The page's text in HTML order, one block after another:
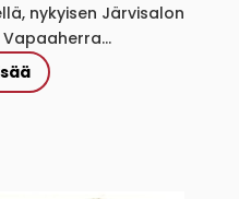
nykyisen Järvisalon